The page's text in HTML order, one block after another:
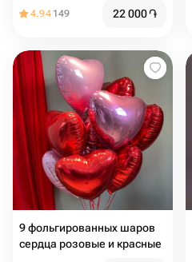
4.94 149 22 000֏
9 фольгированных шаров
сердца розовые и красные